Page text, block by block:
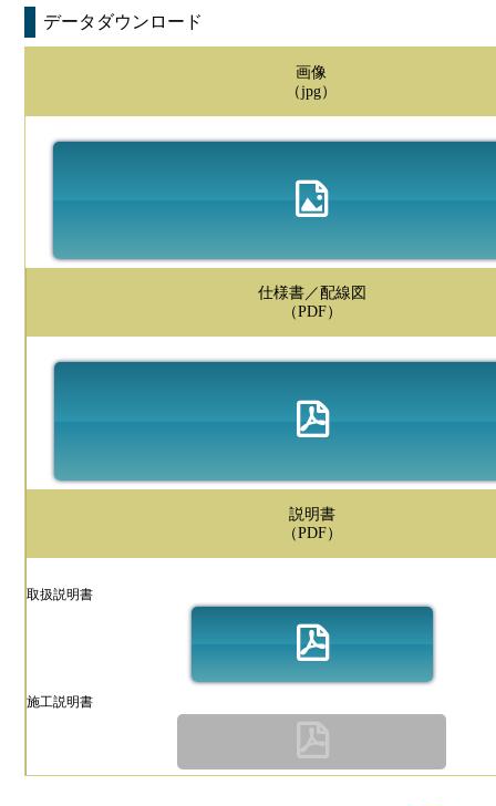
データダウンロード
画像
（jpg）
仕様書／配線図
（PDF）
説明書
（PDF）
取扱説明書
施工説明書